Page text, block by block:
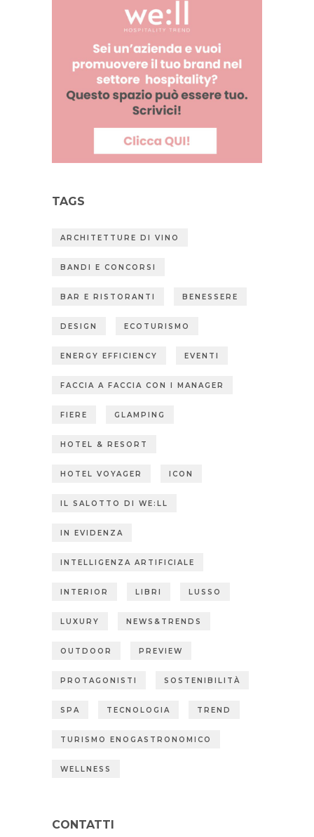
TAGS
ARCHITETTURE DI VINO
BANDI E CONCORSI
BAR E RISTORANTI BENESSERE
DESIGN ECOTURISMO
ENERGY EFFICIENCY EVENTI
FACCIA A FACCIA CON I MANAGER
FIERE GLAMPING
HOTEL & RESORT
HOTEL VOYAGER ICON
IL SALOTTO DI WE:LL
IN EVIDENZA
INTELLIGENZA ARTIFICIALE
INTERIOR LIBRI LUSSO
LUXURY NEWS&TRENDS
OUTDOOR PREVIEW
PROTAGONISTI SOSTENIBILITÀ
SPA TECNOLOGIA TREND
TURISMO ENOGASTRONOMICO
WELLNESS
CONTATTI